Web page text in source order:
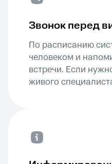
Звонок перед
По расписанию
человеком и
встречи. Если
живого